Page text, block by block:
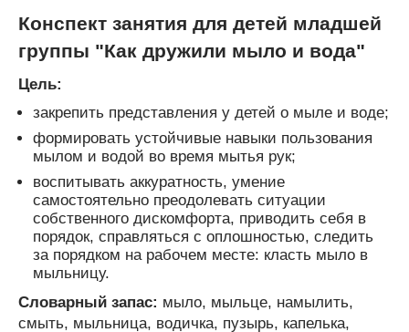
Конспект занятия для детей младшей
группы "Как дружили мыло и вода"
Цель:
закрепить представления у детей о мыле и воде;
формировать устойчивые навыки пользования
мылом и водой во время мытья рук;
воспитывать аккуратность, умение
самостоятельно преодолевать ситуации
собственного дискомфорта, приводить себя в
порядок, справляться с оплошностью, следить
за порядком на рабочем месте: класть мыло в
мыльницу.
Словарный запас: мыло, мыльце, намылить,
смыть, мыльница, водичка, пузырь, капелька,